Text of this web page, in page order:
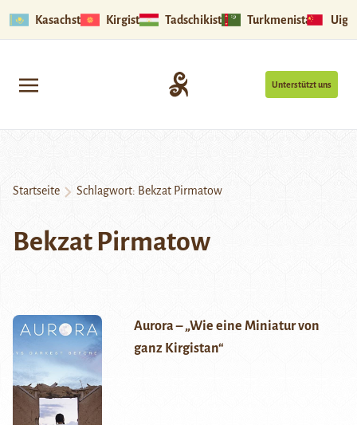
Kasachstan Kirgistan Tadschikistan Turkmenistan
Unterstützt uns
Startseite Schlagwort: Bekzat Pirmatow
Bekzat Pirmatow
Aurora – „Wie eine Miniatur von
ganz Kirgistan“